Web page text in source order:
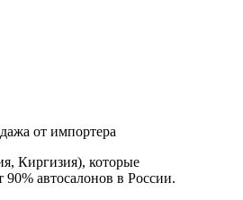
от импортера
Киргизия), которые
90% автосалонов в России.